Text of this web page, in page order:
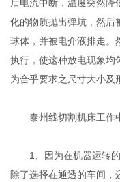
后电流中断，温度突然降
化的物质抛出弹坑，然后
球体，并被电介液排走。
执行，使这种放电现象均
为合乎要求之尺寸大小及
泰州线切割机床工作
1、因为在机器运转的
除了选择在通透的车间，